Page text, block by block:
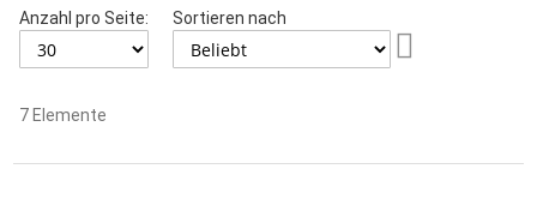
Anzahl pro Seite:
Sortieren nach
7 Elemente